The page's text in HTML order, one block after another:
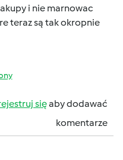
i nie marnowac
teraz są tak okropnie
sięaby dodawać
komentarze